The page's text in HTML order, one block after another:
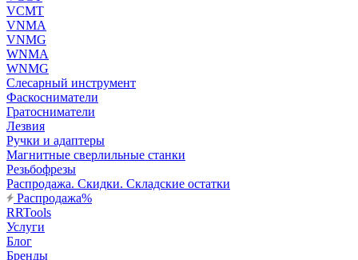
VCMT
VNMA
VNMG
WNMA
WNMG
Слесарный инструмент
Фаскосниматели
Гратосниматели
Лезвия
Ручки и адаптеры
Магнитные сверлильные станки
Резьбофрезы
Распродажа. Скидки. Складские остатки
Распродажа%
RRTools
Услуги
Блог
Бренды